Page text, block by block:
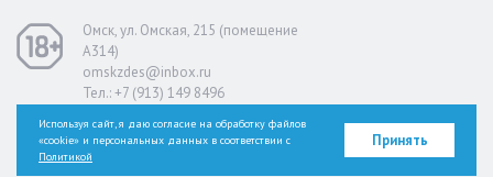
Омск, ул. Омская, 215 (помещение
А314)
omskzdes@inbox.ru
Тел.: +7 (913) 149 8496
Версия для слабовидящих
Используя сайт, я даю согласие на обработку файлов
«cookie» и персональных данных в соответствии с
Политикой
Принять